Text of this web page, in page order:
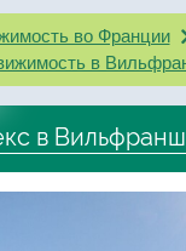
во Франции
в
в